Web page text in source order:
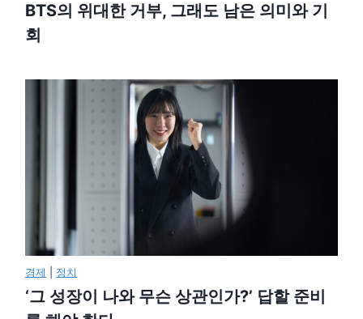
BTS의 위대한 거부, 그래도 남은 의미와 기
회
경제 정치
‘그 성장이 나와 무슨 상관인가?’ 답할 준비